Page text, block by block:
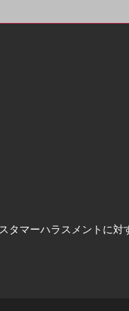
タマーハラスメントに対